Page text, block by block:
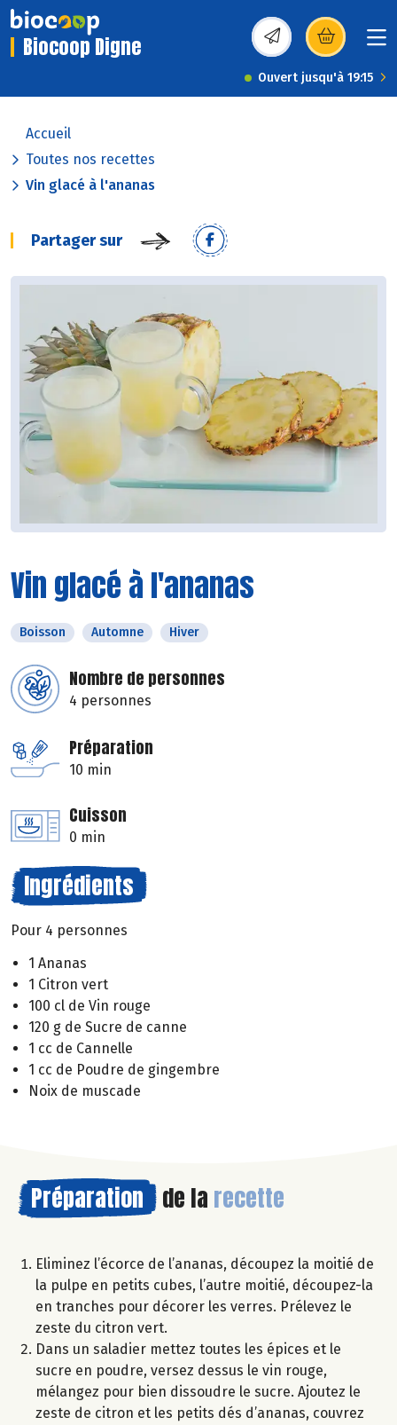
Biocoop Digne (s’ouvre dans une
Ouvert jusqu'à 19:15
Accueil
Toutes nos recettes
Vin glacé à l'ananas
Partager sur
Vin glacé à l'ananas
Boisson Automne Hiver
Nombre de personnes
4 personnes
Préparation
10 min
Cuisson
0 min
Ingrédients
Pour 4 personnes
1 Ananas
1 Citron vert
100 cl de Vin rouge
120 g de Sucre de canne
1 cc de Cannelle
1 cc de Poudre de gingembre
Noix de muscade
Préparation de la recette
Eliminez l’écorce de l’ananas, découpez la moitié de
la pulpe en petits cubes, l’autre moitié, découpez-la
en tranches pour décorer les verres. Prélevez le
zeste du citron vert.
Dans un saladier mettez toutes les épices et le
sucre en poudre, versez dessus le vin rouge,
mélangez pour bien dissoudre le sucre. Ajoutez le
zeste de citron et les petits dés d’ananas, couvrez